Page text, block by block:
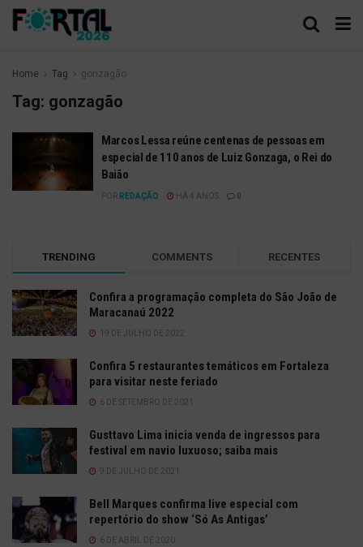
Home Tag gonzagão
Tag: gonzagão
Marcos Lessa reúne centenas de pessoas em
especial de 110 anos de Luiz Gonzaga, o Rei do
Baião
POR REDAÇÃO HÁ 4 ANOS
TRENDING COMMENTS RECENTES
Confira a programação completa do São João de
Maracanaú 2022
19 DE JULHO DE 2022
Confira 5 restaurantes temáticos em Fortaleza
para visitar neste feriado
6 DE SETEMBRO DE 2021
Gusttavo Lima inicia venda de ingressos para
festival em navio luxuoso; saiba mais
9 DE JULHO DE 2021
Bell Marques confirma live especial com
repertório do show ‘Só As Antigas’
6 DE ABRIL DE 2020